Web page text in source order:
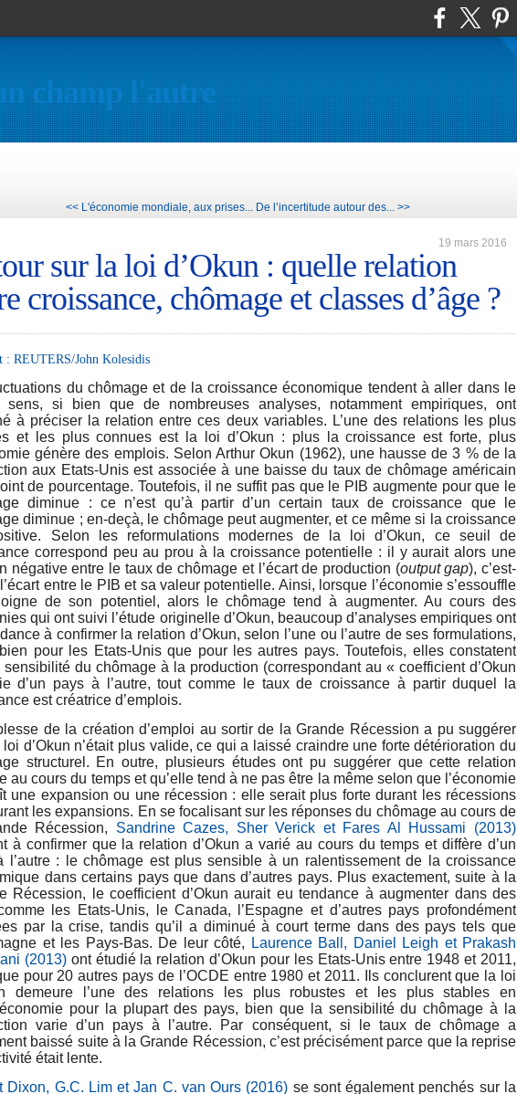
champ l'autre
<< L'économie mondiale, aux prises... De l’incertitude autour des... >>
19 mars 2016
sur la loi d’Okun : quelle relation
croissance, chômage et classes d’âge ?
du chômage et de la croissance économique tendent à aller dans le
sens, si bien que de nombreuses analyses, notamment empiriques, ont
à préciser la relation entre ces deux variables. L’une des relations les plus
et les plus connues est la loi d’Okun : plus la croissance est forte, plus
génère des emplois. Selon Arthur Okun (1962), une hausse de 3 % de la
aux Etats-Unis est associée à une baisse du taux de chômage américain
de pourcentage. Toutefois, il ne suffit pas que le PIB augmente pour que le
diminue : ce n’est qu’à partir d’un certain taux de croissance que le
diminue ; en-deçà, le chômage peut augmenter, et ce même si la croissance
Selon les reformulations modernes de la loi d’Okun, ce seuil de
correspond peu au prou à la croissance potentielle : il y aurait alors une
négative entre le taux de chômage et l’écart de production (output gap), c’est-
entre le PIB et sa valeur potentielle. Ainsi, lorsque l’économie s’essouffle
de son potentiel, alors le chômage tend à augmenter. Au cours des
qui ont suivi l’étude originelle d’Okun, beaucoup d’analyses empiriques ont
à confirmer la relation d’Okun, selon l’une ou l’autre de ses formulations,
pour les Etats-Unis que pour les autres pays. Toutefois, elles constatent
du chômage à la production (correspondant au « coefficient d’Okun
d’un pays à l’autre, tout comme le taux de croissance à partir duquel la
est créatrice d’emplois.
de la création d’emploi au sortir de la Grande Récession a pu suggérer
d’Okun n’était plus valide, ce qui a laissé craindre une forte détérioration du
structurel. En outre, plusieurs études ont pu suggérer que cette relation
au cours du temps et qu’elle tend à ne pas être la même selon que l’économie
une expansion ou une récession : elle serait plus forte durant les récessions
les expansions. En se focalisant sur les réponses du chômage au cours de
Récession, Sandrine Cazes, Sher Verick et Fares Al Hussami (2013)
à confirmer que la relation d’Okun a varié au cours du temps et diffère d’un
l’autre : le chômage est plus sensible à un ralentissement de la croissance
dans certains pays que dans d’autres pays. Plus exactement, suite à la
Récession, le coefficient d’Okun aurait eu tendance à augmenter dans des
les Etats-Unis, le Canada, l’Espagne et d’autres pays profondément
par la crise, tandis qu’il a diminué à court terme dans des pays tels que
et les Pays-Bas. De leur côté, Laurence Ball, Daniel Leigh et Prakash
(2013) ont étudié la relation d’Okun pour les Etats-Unis entre 1948 et 2011,
pour 20 autres pays de l’OCDE entre 1980 et 2011. Ils conclurent que la loi
demeure l’une des relations les plus robustes et les plus stables en
pour la plupart des pays, bien que la sensibilité du chômage à la
varie d’un pays à l’autre. Par conséquent, si le taux de chômage a
baissé suite à la Grande Récession, c’est précisément parce que la reprise
était lente.
Dixon, G.C. Lim et Jan C. van Ours (2016) se sont également penchés sur la